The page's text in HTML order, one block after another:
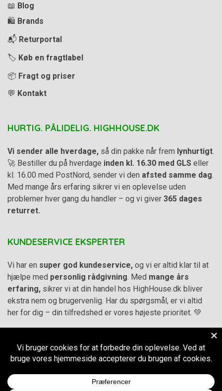
📖 Blog
🛍️ Brands
📬 Returportal
🏷️ Køb en fragtlabel
📦 Fragt og priser
💬 Kontakt
HURTIG. PÅLIDELIG. HIGHHOUSE.DK
Vi sender alle hverdage, så din pakke når frem lynhurtigt
🚀 Bestiller du på hverdage inden kl. 16.30 med GLS eller
kl. 16.00 med PostNord, sender vi den afsted samme dag
Med mange års erfaring sikrer vi en oplevelse uden
problemer hver gang du handler – og vi giver 365 dages
returret.
KUNDESERVICE EKSPERTER
Vi har en super god kundeservice, og vi er altid klar til at
hjælpe med personlig rådgivning . Med mange års
erfaring, sikrer vi at din handel hos HighHouse.dk bliver
ekstra nem og brugervenlig. Har du spørgsmål, er vi altid
her for dig – din tilfredshed er vores højeste prioritet. 💚
Handelsbetingelser–
Cookie- og privatlivspolitik